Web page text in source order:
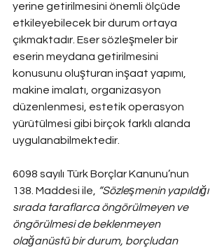
yerine getirilmesini önemli ölçüde
etkileyebilecek bir durum ortaya
çıkmaktadır. Eser sözleşmeler bir
eserin meydana getirilmesini
konusunu oluşturan inşaat yapımı,
makine imalatı, organizasyon
düzenlenmesi, estetik operasyon
yürütülmesi gibi birçok farklı alanda
uygulanabilmektedir.
6098 sayılı Türk Borçlar Kanunu’nun
138. Maddesi ile,
“Sözleşmenin yapıldığı
sırada taraflarca öngörülmeyen ve
öngörülmesi de beklenmeyen
olağanüstü bir durum, borçludan